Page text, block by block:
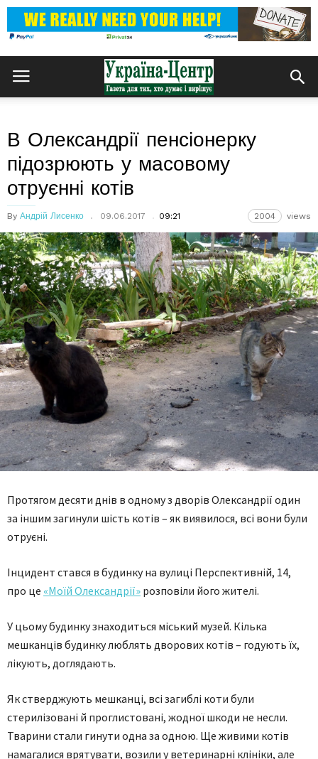
В Олександрії пенсіонерку
підозрюють у масовому
отруєнні котів
By Андрій Лисенко 09.06.2017 09:21 2004 views
Протягом десяти днів в одному з дворів Олександрії один
за іншим загинули шість котів – як виявилося, всі вони були
отруєні.
Інцидент стався в будинку на вулиці Перспективній, 14,
про це «Моїй Олександрії» розповіли його жителі.
У цьому будинку знаходиться міський музей. Кілька
мешканців будинку люблять дворових котів – годують їх,
лікують, доглядають.
Як стверджують мешканці, всі загиблі коти були
стерилізовані й проглистовані, жодної шкоди не несли.
Тварини стали гинути одна за одною. Ще живими котів
намагалися врятувати, возили у ветеринарні клініки, але